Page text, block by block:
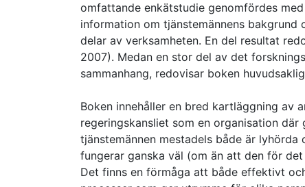
omfattande enkätstudie genomfördes
information om tjänstemännens
delar av verksamheten. En del resultat
2007). Medan en stor del av det
sammanhang, redovisar boken
Boken innehåller en bred kartläggning av
regeringskansliet som en organisation
tjänstemännen mestadels både är
fungerar ganska väl (om än att den för
Det finns en förmåga att både effektivt